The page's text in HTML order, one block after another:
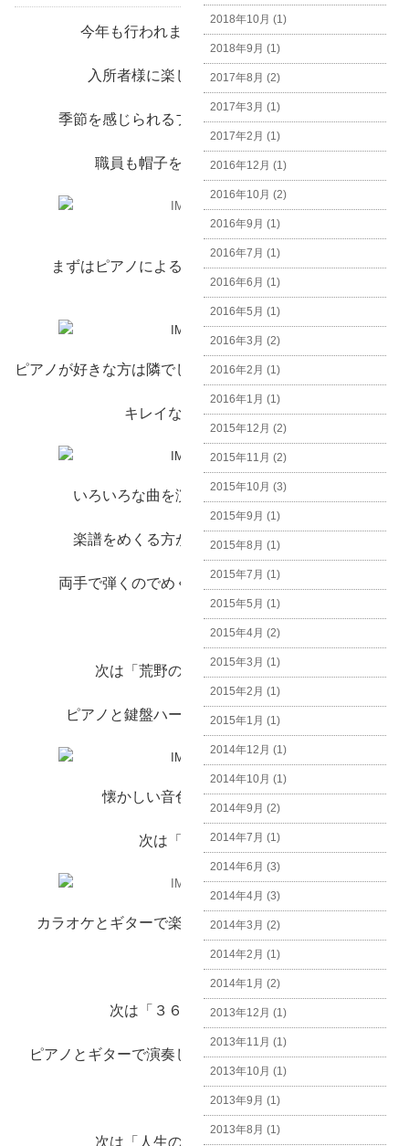
今年も行われましたクリスマス音楽。
入所者様に楽しんでいただけるよう
季節を感じられるプログラムを作りました。
職員も帽子を被ってやる気十分。
まずはピアノによるクリスマスメドレーです。
ピアノが好きな方は隣でしっかりと聴いておられました。
キレイな音色ですよね。
いろいろな曲を演奏して下さる関係で、
楽譜をめくる方がついておられました。
両手で弾くのでめくることが大変ですよね。
次は「荒野の果てに」という曲を
ピアノと鍵盤ハーモニカで演奏しました。
懐かしい音色が心地よいです。
次は「ズンドコ節」
カラオケとギターで楽しくみなさんと歌いました。
次は「３６５日の紙飛行機」
ピアノとギターで演奏し、職員も一緒に歌いました。
次は「人生のメリーゴーランド」
2018年10月 (1)
2018年9月 (1)
2017年8月 (2)
2017年3月 (1)
2017年2月 (1)
2016年12月 (1)
2016年10月 (2)
2016年9月 (1)
2016年7月 (1)
2016年6月 (1)
2016年5月 (1)
2016年3月 (2)
2016年2月 (1)
2016年1月 (1)
2015年12月 (2)
2015年11月 (2)
2015年10月 (3)
2015年9月 (1)
2015年8月 (1)
2015年7月 (1)
2015年5月 (1)
2015年4月 (2)
2015年3月 (1)
2015年2月 (1)
2015年1月 (1)
2014年12月 (1)
2014年10月 (1)
2014年9月 (2)
2014年7月 (1)
2014年6月 (3)
2014年4月 (3)
2014年3月 (2)
2014年2月 (1)
2014年1月 (2)
2013年12月 (1)
2013年11月 (1)
2013年10月 (1)
2013年9月 (1)
2013年8月 (1)